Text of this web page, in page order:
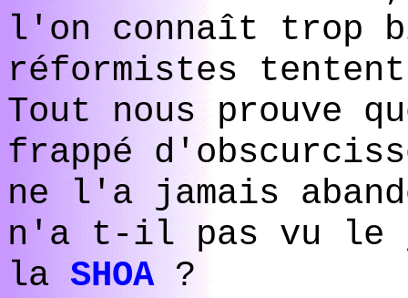
l'on connaît trop
réformistes
Tout nous prouve
frappé
ne l'a jamais
n'a t-il pas vu le
la SHOA?